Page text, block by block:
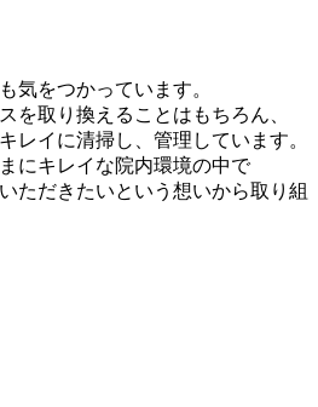
気をつかっています。
を取り換えることはもちろん、
レイに清掃し、管理しています。
にキレイな院内環境の中で
ただきたいという想いから取り組